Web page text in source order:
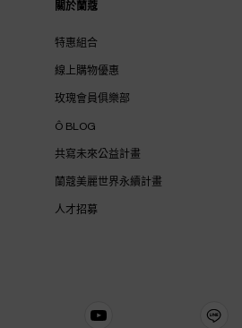
關於蘭蔻
特惠組合
線上購物優惠
玫瑰會員俱樂部
Ô BLOG
共寫未來公益計畫
蘭蔻美麗世界永續計畫
人才招募